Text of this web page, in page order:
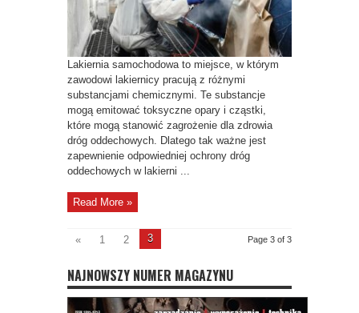
Lakiernia samochodowa to miejsce, w którym
zawodowi lakiernicy pracują z różnymi
substancjami chemicznymi. Te substancje
mogą emitować toksyczne opary i cząstki,
które mogą stanowić zagrożenie dla zdrowia
dróg oddechowych. Dlatego tak ważne jest
zapewnienie odpowiedniej ochrony dróg
oddechowych w lakierni ...
Read More »
Page 3 of 3
« 1 2 3
NAJNOWSZY NUMER MAGAZYNU